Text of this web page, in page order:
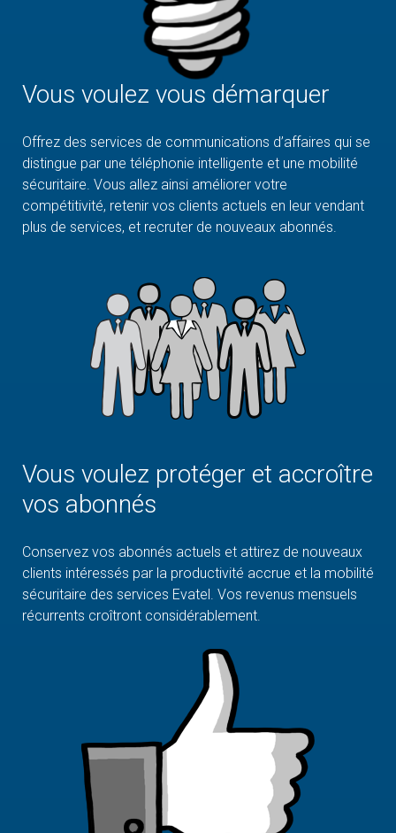
Vous voulez vous démarquer
Offrez des services de communications d’affaires qui se
distingue par une téléphonie intelligente et une mobilité
sécuritaire. Vous allez ainsi améliorer votre
compétitivité, retenir vos clients actuels en leur vendant
plus de services, et recruter de nouveaux abonnés.
Vous voulez protéger et accroître
vos abonnés
Conservez vos abonnés actuels et attirez de nouveaux
clients intéressés par la productivité accrue et la mobilité
sécuritaire des services Evatel. Vos revenus mensuels
récurrents croîtront considérablement.